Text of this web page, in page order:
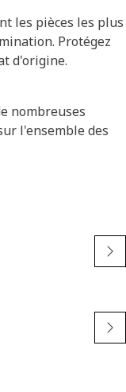
les pièces les plus
Protégez
d'origine.
nombreuses
l'ensemble des